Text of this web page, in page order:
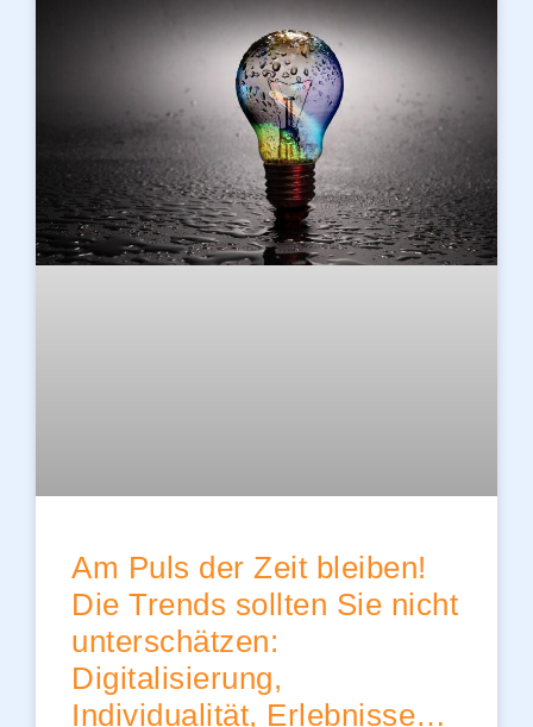
Am Puls der Zeit bleiben!
Die Trends sollten Sie nicht
unterschätzen:
Digitalisierung,
Individualität, Erlebnisse…